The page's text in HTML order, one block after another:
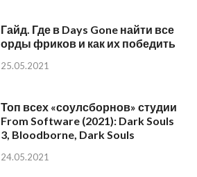
Гайд. Где в Days Gone найти все
орды фриков и как их победить
25.05.2021
Топ всех «соулсборнов» студии
From Software (2021): Dark Souls
3, Bloodborne, Dark Souls
24.05.2021